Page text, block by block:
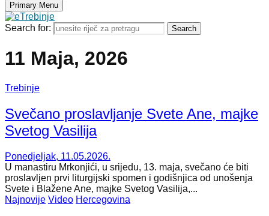
Primary Menu
Search for: Search
11 Maja, 2026
Trebinje
Svečano proslavljanje Svete Ane, majke
Svetog Vasilija
Ponedjeljak, 11.05.2026.
U manastiru Mrkonjići, u srijedu, 13. maja, svečano će biti
proslavljen prvi liturgijski spomen i godišnjica od unošenja
Svete i Blažene Ane, majke Svetog Vasilija,...
Najnovije Video Hercegovina